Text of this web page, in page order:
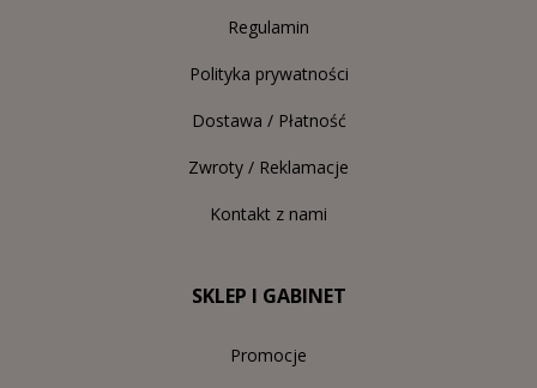
Regulamin
Polityka prywatności
Dostawa / Płatność
Zwroty / Reklamacje
Kontakt z nami
SKLEP I GABINET
Promocje